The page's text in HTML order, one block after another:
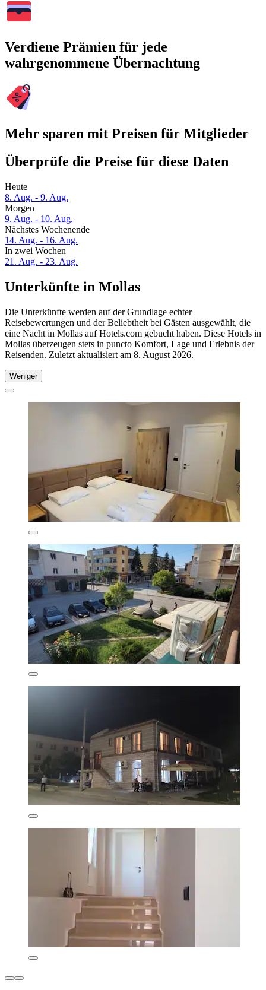
Verdiene Prämien für jede
wahrgenommene Übernachtung
Mehr sparen mit Preisen für Mitglieder
Überprüfe die Preise für diese Daten
Heute
8. Aug. - 9. Aug.
Morgen
9. Aug. - 10. Aug.
Nächstes Wochenende
14. Aug. - 16. Aug.
In zwei Wochen
21. Aug. - 23. Aug.
Unterkünfte in Mollas
Die Unterkünfte werden auf der Grundlage echter
Reisebewertungen und der Beliebtheit bei Gästen ausgewählt, die
eine Nacht in Mollas auf Hotels.com gebucht haben. Diese Hotels in
Mollas überzeugen stets in puncto Komfort, Lage und Erlebnis der
Reisenden. Zuletzt aktualisiert am 8. August 2026.
Weniger